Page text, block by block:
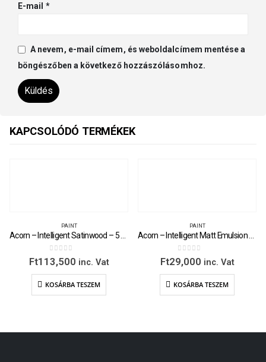
E-mail *
A nevem, e-mail címem, és weboldalcímem mentése a
böngészőben a következő hozzászólásomhoz.
KAPCSOLÓDÓ TERMÉKEK
PAINT
0out of 5
Ft113,500 inc. Vat
KOSÁRBA TESZEM
PAINT
0 out of 5
Ft29,000 inc. Vat
KOSÁRBA TESZEM